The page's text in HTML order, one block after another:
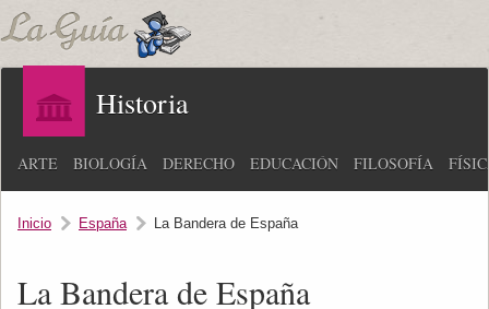
Historia
ARTE BIOLOGÍA DERECHO EDUCACIÓN FILOSOFÍA
Inicio España La Bandera de España
La Bandera de España